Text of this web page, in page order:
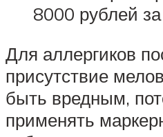
8000 рублей
Для аллергиков
присутствие
быть вредным,
применять